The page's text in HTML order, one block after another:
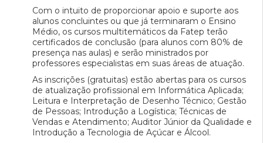
Com o intuito de proporcionar apoio e suporte aos
alunos concluintes ou que já terminaram o Ensino
Médio, os cursos multitemáticos da Fatep terão
certificados de conclusão (para alunos com 80% de
presença nas aulas) e serão ministrados por
professores especialistas em suas áreas de atuação.
As inscrições (gratuitas) estão abertas para os cursos
de atualização profissional em Informática Aplicada;
Leitura e Interpretação de Desenho Técnico; Gestão
de Pessoas; Introdução a Logística; Técnicas de
Vendas e Atendimento; Auditor Júnior da Qualidade e
Introdução a Tecnologia de Açúcar e Álcool.